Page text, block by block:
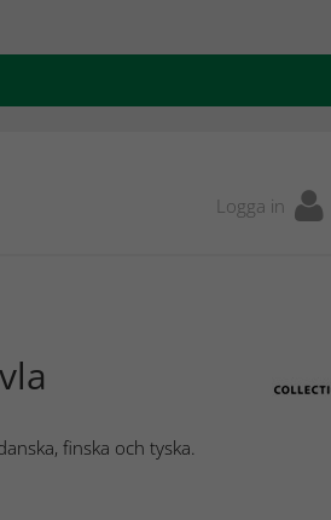
Logga in
finska och tyska.